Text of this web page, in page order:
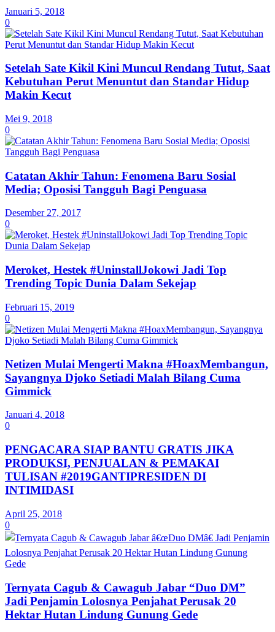
Januari 5, 2018
0
Setelah Sate Kikil Kini Muncul Rendang Tutut, Saat
Kebutuhan Perut Menuntut dan Standar Hidup
Makin Kecut
Mei 9, 2018
0
Catatan Akhir Tahun: Fenomena Baru Sosial
Media; Oposisi Tangguh Bagi Penguasa
Desember 27, 2017
0
Meroket, Hestek #UninstallJokowi Jadi Top
Trending Topic Dunia Dalam Sekejap
Februari 15, 2019
0
Netizen Mulai Mengerti Makna #HoaxMembangun,
Sayangnya Djoko Setiadi Malah Bilang Cuma
Gimmick
Januari 4, 2018
0
PENGACARA SIAP BANTU GRATIS JIKA
PRODUKSI, PENJUALAN & PEMAKAI
TULISAN #2019GANTIPRESIDEN DI
INTIMIDASI
April 25, 2018
0
Ternyata Cagub & Cawagub Jabar “Duo DM”
Jadi Penjamin Lolosnya Penjahat Perusak 20
Hektar Hutan Lindung Gunung Gede